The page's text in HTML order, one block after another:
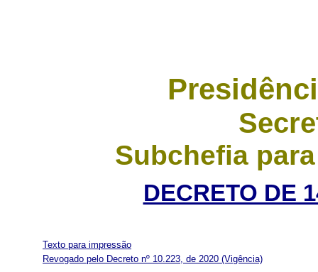
Subchefia
DECRETO DE
Texto para impressão
Revogado pelo Decreto nº 10.223, de 2020 (Vigência)